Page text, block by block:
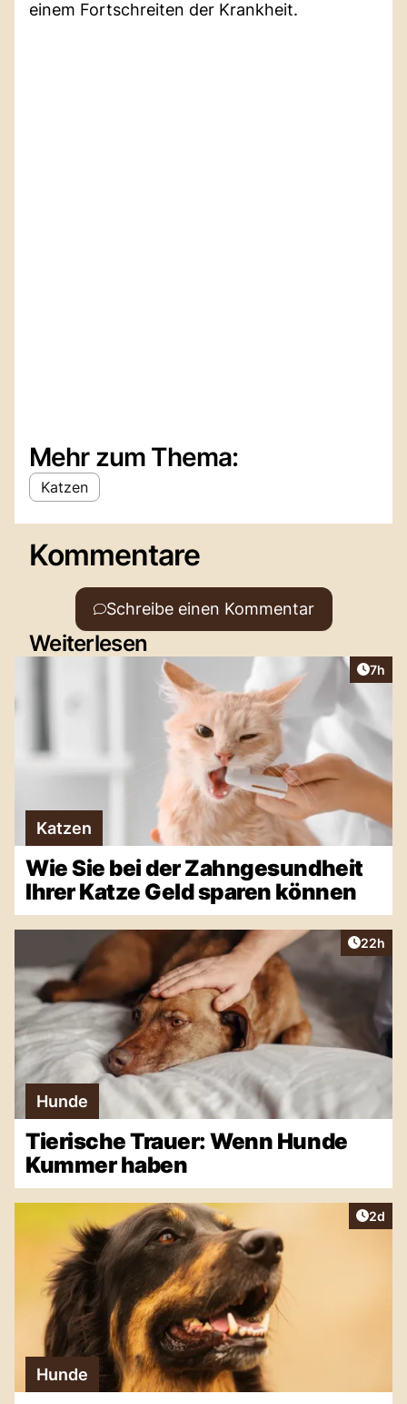
einem Fortschreiten der Krankheit.
Mehr zum Thema:
Katzen
Kommentare
Schreibe einen Kommentar
Weiterlesen
7h
Katzen
Wie Sie bei der Zahngesundheit
Ihrer Katze Geld sparen können
Artikel
22h
Hunde
Tierische Trauer: Wenn Hunde
Kummer haben
2d
Hunde